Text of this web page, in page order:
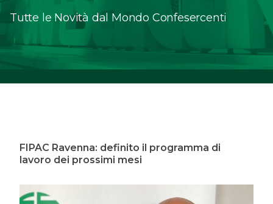
Tutte le Novità dal Mondo Confesercenti
FIPAC Ravenna: definito il programma di
lavoro dei prossimi mesi